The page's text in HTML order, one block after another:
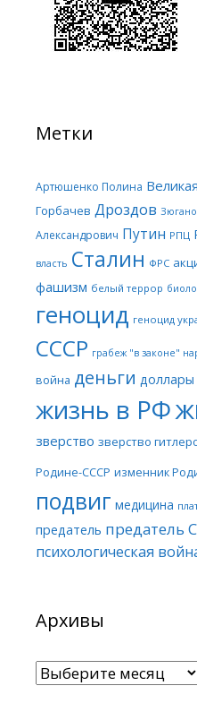
Метки
Артюшенко Полина
Горбачев Дроздов
Александрович Путин РПЦ
власть Сталин ФРС
фашизм белый террор
геноцид геноцид
СССР грабеж "в законе"
война деньги доллары
жизнь в РФ
зверство зверство
Родине-СССР изменник
подвиг медицина
предатель предатель
психологическая
Архивы
Архивы